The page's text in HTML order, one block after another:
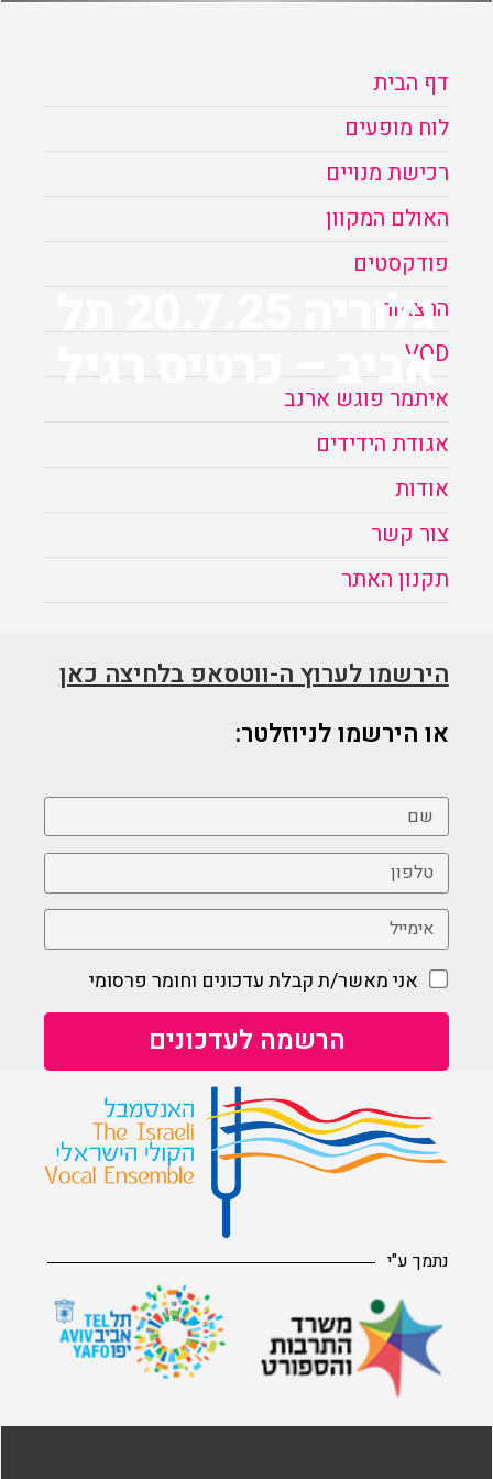
תקנון האתר
גלוריה 20.7.25 תל
אביב – כרטיס רגיל
דף הבית
לוח מופעים
רכישת מנויים
האולם המקוון
פודקסטים
הרצאות
VOD
איתמר פוגש ארנב
אגודת הידידים
אודות
צור קשר
תקנון האתר
הירשמו לערוץ ה-ווטסאפ בלחיצה כאן
או הירשמו לניוזלטר:
אני מאשר/ת קבלת עדכונים וחומר פרסומי
נתמך ע"י